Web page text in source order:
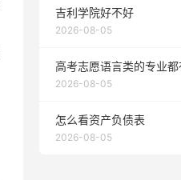
吉利学院好不好
2026-08-05
高考志愿语言类的专业
2026-08-05
怎么看资产负债表
2026-08-05